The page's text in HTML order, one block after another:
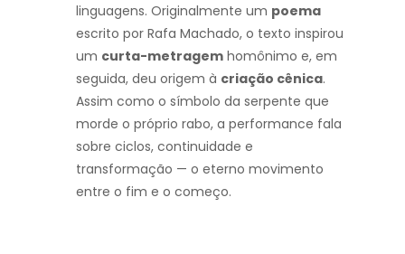
linguagens. Originalmente um poema
escrito por Rafa Machado, o texto inspirou
um curta-metragem homônimo e, em
seguida, deu origem à criação cênica.
Assim como o símbolo da serpente que
morde o próprio rabo, a performance fala
sobre ciclos, continuidade e
transformação — o eterno movimento
entre o fim e o começo.